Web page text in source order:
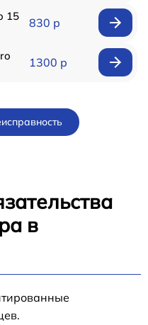
15
830 р
1300 р
в